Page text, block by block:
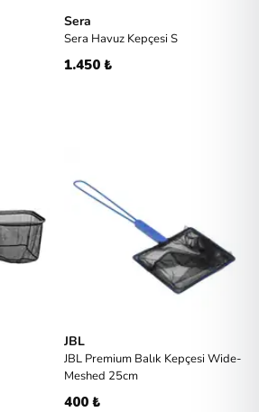
Sera
Sera Havuz Kepçesi S
1.450 ₺
JBL
JBL Premium Balık Kepçesi Wide-
Meshed 25cm
400 ₺